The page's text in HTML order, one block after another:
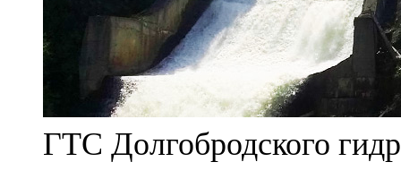
ГТС Долгобродского